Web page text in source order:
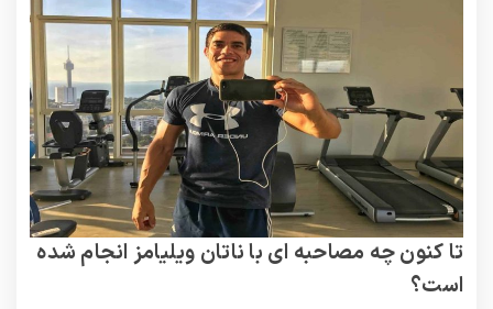
تا کنون چه مصاحبه ای با ناتان ویلیامز انجام شده
است؟